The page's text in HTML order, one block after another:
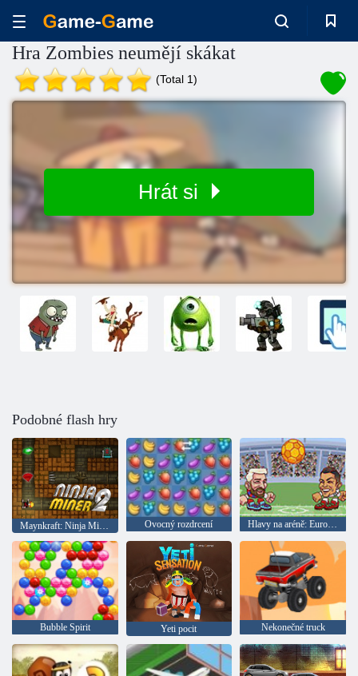
Hra Zombies neumějí skákat
(Total 1)
Hrát si
Podobné flash hry
Maynkraft: Ninja Miner 2 Ovocný rozdrcení Hlavy na aréně: Euro fotbal
Bubble Spirit Yeti pocit Nekonečné truck